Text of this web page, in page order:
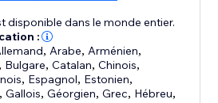
disponible dans le monde entier.
:
, Arabe, Arménien,
, Bulgare,Catalan,Chinois,
, Espagnol, Estonien,
,Gallois,Géorgien,Grec, Hébreu,